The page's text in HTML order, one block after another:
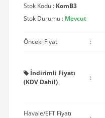
Stok Kodu : KomB3
Stok Durumu : Mevcut
Önceki Fiyat :
İndirimli Fiyatı
(KDV Dahil)
:
Havale/EFT Fiyatı